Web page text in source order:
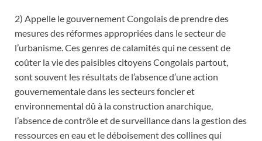
2) Appelle le gouvernement Congolais de prendre des
mesures des réformes appropriées dans le secteur de
l’urbanisme. Ces genres de calamités qui ne cessent de
coûter la vie des paisibles citoyens Congolais partout,
sont souvent les résultats de l’absence d’une action
gouvernementale dans les secteurs foncier et
environnemental dû à la construction anarchique,
l’absence de contrôle et de surveillance dans la gestion des
ressources en eau et le déboisement des collines qui